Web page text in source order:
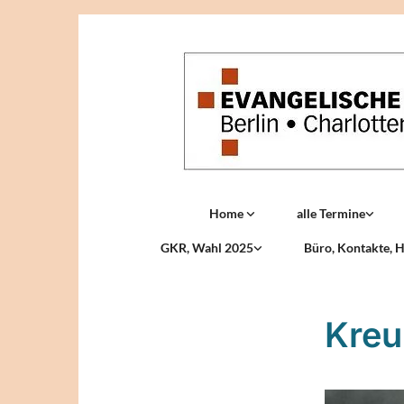
Home alle Termine
GKR, Wahl 2025 Büro, Kontakte,